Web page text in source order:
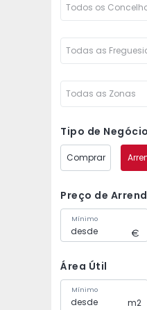
Todos os
Todas as
Todas as Zonas
Tipo de Negócio
Comprar
Preço de
Mínimo
Área Útil
Mínimo
m2